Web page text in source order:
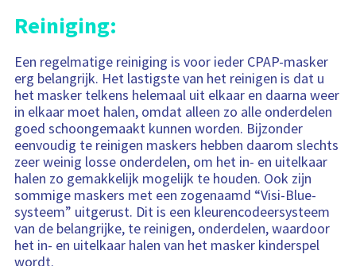
Reiniging:
Een regelmatige reiniging is voor ieder CPAP-masker
erg belangrijk. Het lastigste van het reinigen is dat u
het masker telkens helemaal uit elkaar en daarna weer
in elkaar moet halen, omdat alleen zo alle onderdelen
goed schoongemaakt kunnen worden. Bijzonder
eenvoudig te reinigen maskers hebben daarom slechts
zeer weinig losse onderdelen, om het in- en uitelkaar
halen zo gemakkelijk mogelijk te houden. Ook zijn
sommige maskers met een zogenaamd “Visi-Blue-
systeem” uitgerust. Dit is een kleurencodeersysteem
van de belangrijke, te reinigen, onderdelen, waardoor
het in- en uitelkaar halen van het masker kinderspel
wordt.